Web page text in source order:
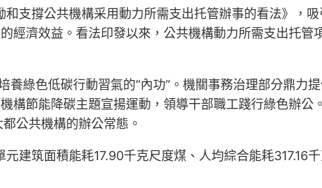
支撐公共機構采用動力所需支出托管辦事的看法》，
經濟效益。看法印發以來，公共機構動力所需支出托管
養綠色低碳行動習氣的“內功”。機關事務治理部分鼎力
構節能降碳主題宣揚運動，領導干部職工踐行綠色辦公
公共機構的辦公常態。
建筑面積能耗17.90千克尺度煤、人均綜合能耗317.16